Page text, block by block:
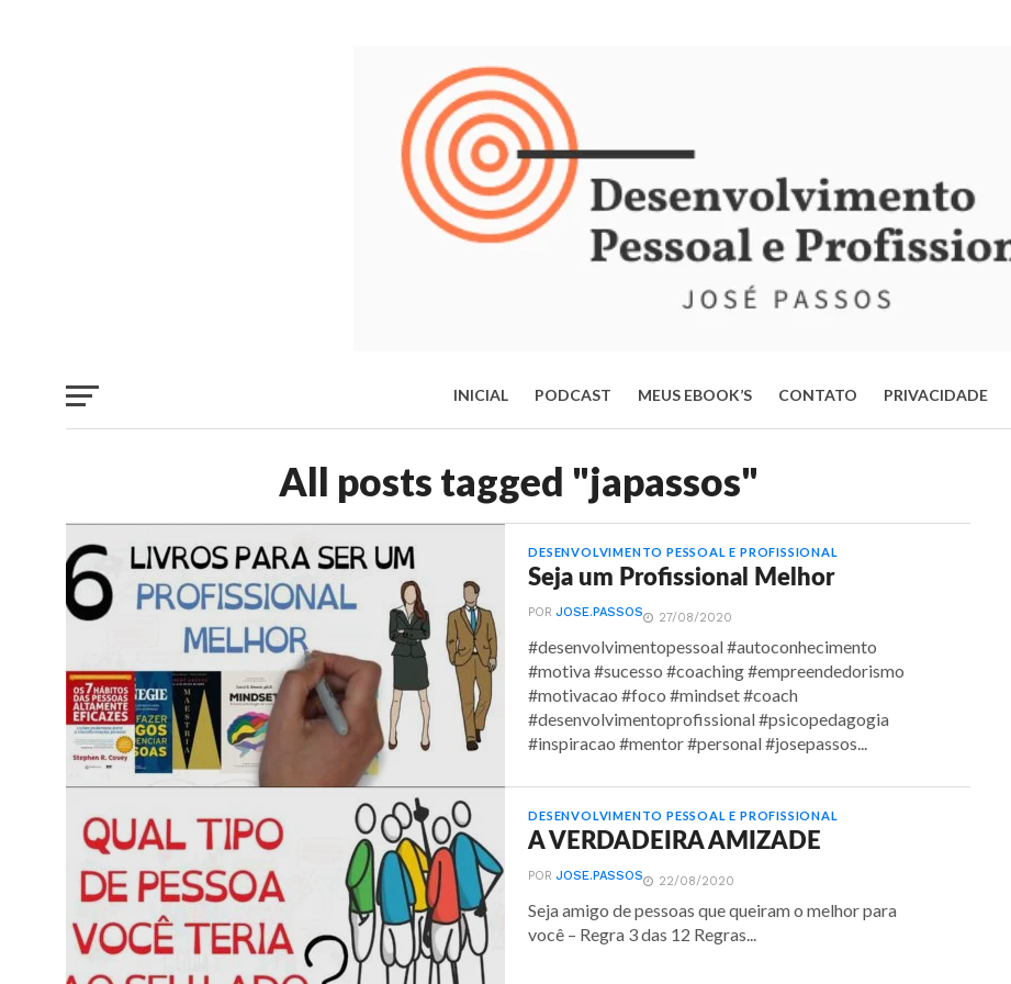
INICIAL PODCAST MEUS EBOOK’S CONTATO PRIVACIDADE
LIBERTE-SE DA MENTE OPERÁRIA: ESTRATÉGIAS PARA TRANSFORMAR SUA
VIDA E ALCANÇAR SEU POTENCIAL
All posts tagged "japassos"
DESENVOLVIMENTO PESSOAL E PROFISSIONAL
Seja um Profissional Melhor
PORJOSE.PASSOS 27/08/2020
#desenvolvimentopessoal #autoconhecimento
#motiva #sucesso #coaching #empreendedorismo
#motivacao #foco #mindset #coach
#desenvolvimentoprofissional #psicopedagogia
#inspiracao #mentor #personal #josepassos...
DESENVOLVIMENTO PESSOAL E PROFISSIONAL
A VERDADEIRA AMIZADE
PORJOSE.PASSOS 22/08/2020
Seja amigo de pessoas que queiram o melhor para
você – Regra 3 das 12 Regras...